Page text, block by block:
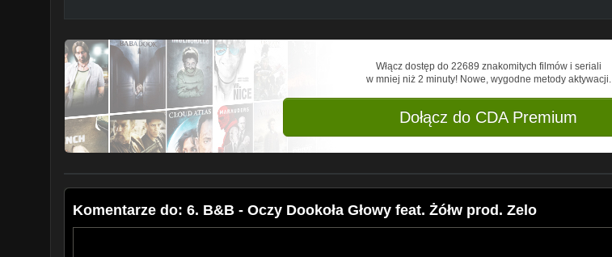
____
Bądź na bieżąco, subskrybuj kanał YouTube:
Włącz dostęp do 22689 znakomitych filmów i seriali
w mniej niż 2 minuty! Nowe, wygodne metody aktywacji.
Dołącz do CDA Premium
Komentarze do: 6. B&B - Oczy Dookoła Głowy feat. Żółw prod. Zelo